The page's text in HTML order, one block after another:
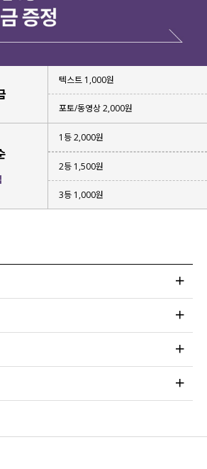
를 새롭게 출시하게 되었습니다!
텍스트 1,000원
포토/동영상 2,000원
1등 2,000원
2등 1,500원
3등 1,000원